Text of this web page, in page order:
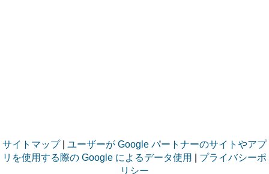
サイトマップ| ユーザーが Google パートナーのサイトやアプ
リを使用する際の Google によるデータ使用
プライバシーポ
リシー